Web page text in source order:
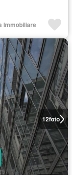
Immobiliare
12foto